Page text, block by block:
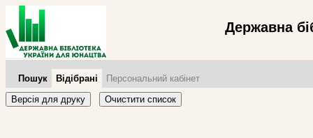
Державна
Пошук Відібрані
Персональний кабінет
Версія для друку
Очистити список